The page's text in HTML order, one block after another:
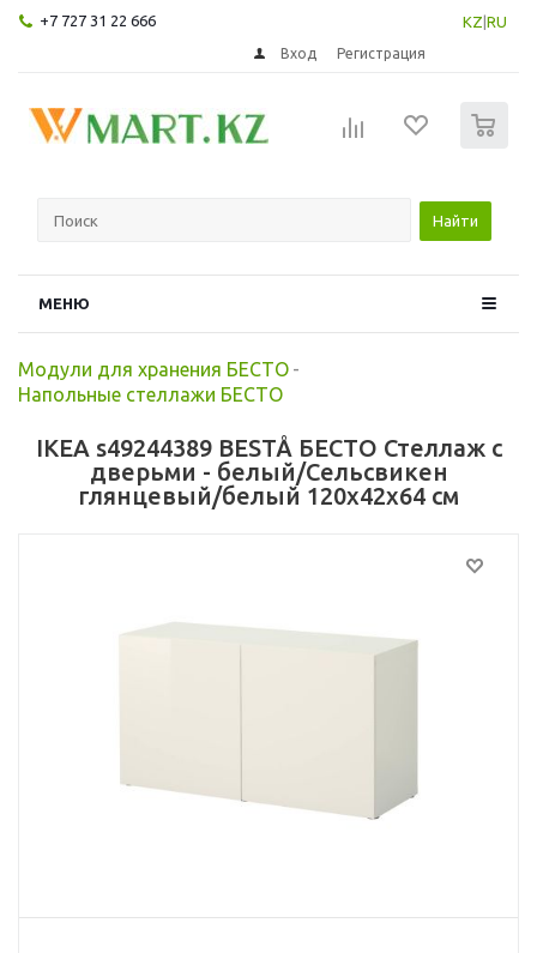
+7 727 31 22 666 KZ RU
Вход Регистрация
Найти
МЕНЮ
Модули для хранения БЕСТО -
Напольные стеллажи БЕСТО
IKEA s49244389 BESTÅ БЕСТО Стеллаж с
дверьми - белый/Сельсвикен
глянцевый/белый 120x42x64 см